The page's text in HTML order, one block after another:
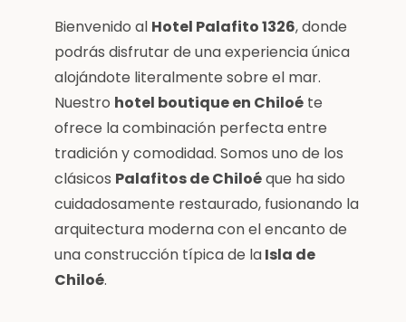
Bienvenido al Hotel Palafito 1326, donde
podrás disfrutar de una experiencia única
alojándote literalmente sobre el mar.
Nuestro hotel boutique en Chiloé te
ofrece la combinación perfecta entre
tradición y comodidad. Somos uno de los
clásicos Palafitos de Chiloéque ha sido
cuidadosamente restaurado, fusionando la
arquitectura moderna con el encanto de
una construcción típica de laIsla de
Chiloé.